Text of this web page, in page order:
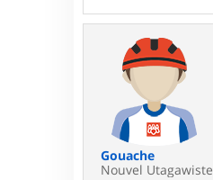
n
t
c
t
e
P
y
r
a
Gouache
Nouvel Utagawiste